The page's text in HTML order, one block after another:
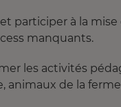
participer à la
manquants.
les activités
animaux de la